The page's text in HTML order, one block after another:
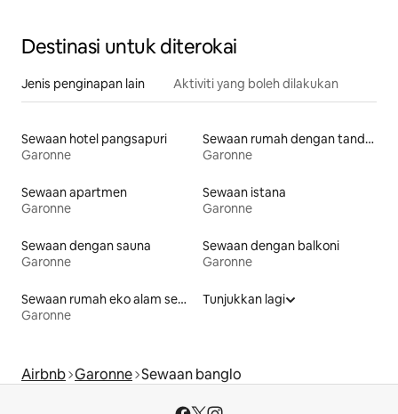
Destinasi untuk diterokai
Jenis penginapan lain Aktiviti yang boleh dilakukan
Sewaan hotel pangsapuri
Garonne
Sewaan rumah dengan tandas mudah diakses
Garonne
Sewaan apartmen
Garonne
Sewaan istana
Garonne
Sewaan dengan sauna
Garonne
Sewaan dengan balkoni
Garonne
Sewaan rumah eko alam semula jadi
Garonne
Tunjukkan lagi
Airbnb Garonne Sewaan banglo